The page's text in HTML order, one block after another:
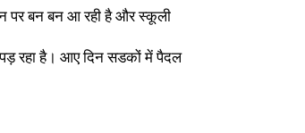
पर बन बन आ रही है और स्कूली
पड़ रहा है। आए दिन सडकों में पैदल